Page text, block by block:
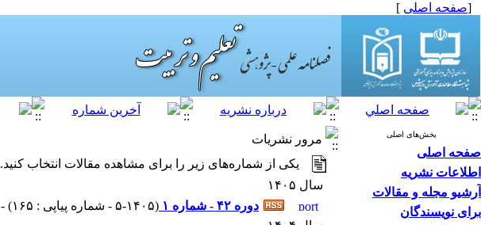
[صفحه اصلی ]
بخش‌های اصلی
صفحه اصلی
اطلاعات نشریه
آرشیو مجله و مقالات
برای نویسندگان
مرور نشریات
یکی از شماره‌های زیر را برای مشاهده مقالات انتخاب کنید.
سال ۱۴۰۵
دوره ۴۲ - شماره ۱
(۵-۱۴۰۵ - شماره پیاپی : ۱۶۵
) - ۱۲ مقاله